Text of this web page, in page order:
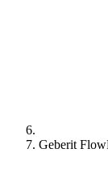
Geberit